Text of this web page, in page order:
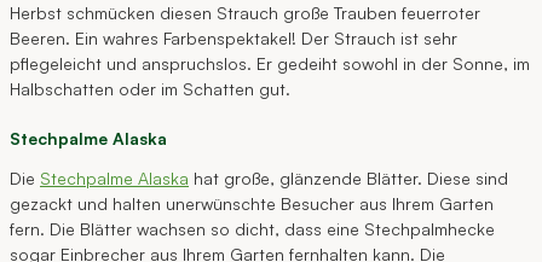
Herbst schmücken diesen Strauch große Trauben feuerroter
Beeren. Ein wahres Farbenspektakel! Der Strauch ist sehr
pflegeleicht und anspruchslos. Er gedeiht sowohl in der Sonne, im
Halbschatten oder im Schatten gut.
Stechpalme Alaska
Die Stechpalme Alaska hat große, glänzende Blätter. Diese sind
gezackt und halten unerwünschte Besucher aus Ihrem Garten
fern. Die Blätter wachsen so dicht, dass eine Stechpalmhecke
sogar Einbrecher aus Ihrem Garten fernhalten kann. Die